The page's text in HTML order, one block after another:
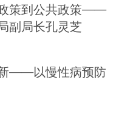
策到公共政策——
副局长孔灵芝
——以慢性病预防